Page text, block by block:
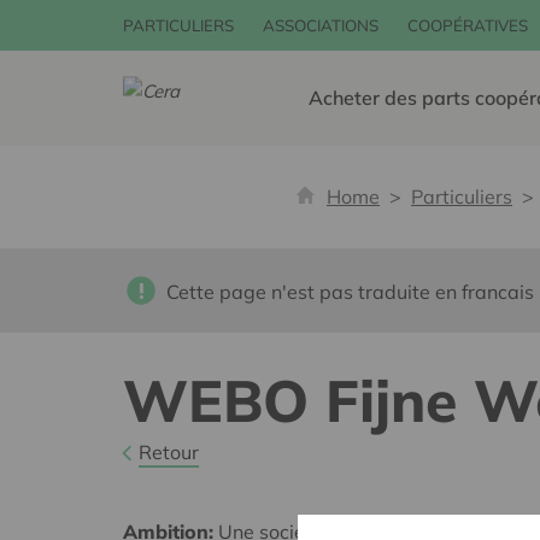
PARTICULIERS ASSOCIATIONS COOPÉRATIVES
Acheter des parts
Home Particuliers
Cette page n'est pas traduite en francais
WEBO Fijne
Retour
Ambition: Une société solidaire et